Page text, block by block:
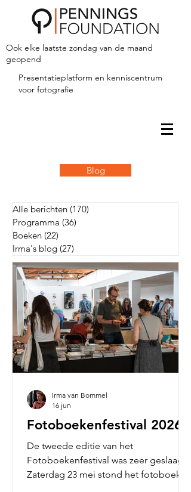
Ook elke laatste zondag van de maand
geopend
Presentatieplatform en kenniscentrum
voor fotografie
Blog
Alle berichten (170)
Programma (36)
Boeken (22)
Irma's blog (27)
Fotoboekenfestival 2026
De tweede editie van het
Fotoboekenfestival was zeer geslaagd!
Zaterdag 23 mei stond het fotoboek
Irma van Bommel
16 jun